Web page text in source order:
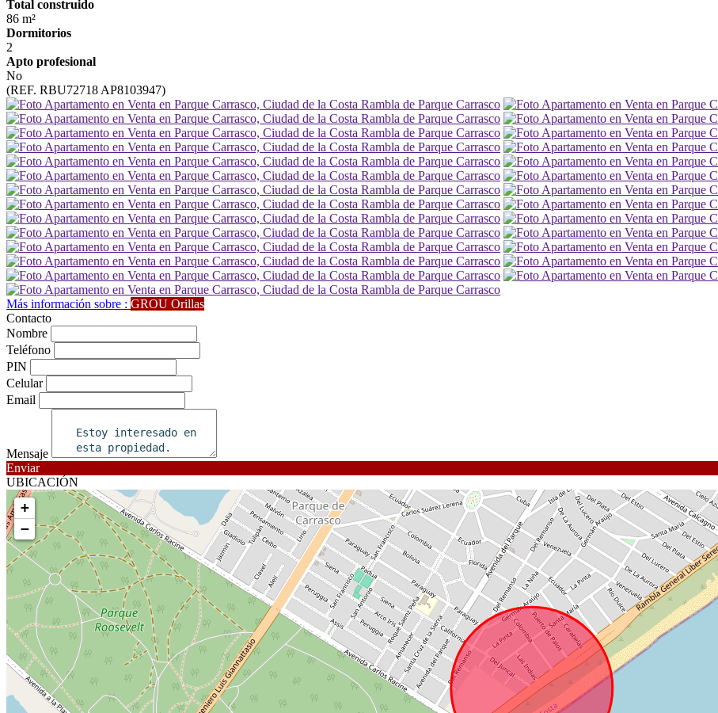
Total construido
86 m²
Dormitorios
2
Apto profesional
No
(REF. RBU72718 AP8103947)
Más información sobre : GROU Orillas
Contacto
Nombre
Teléfono
PIN
Celular
Email
Mensaje
Enviar
UBICACIÓN
+
−